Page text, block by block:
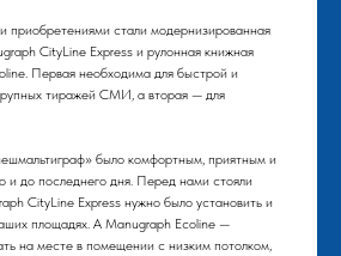
стали модернизированная
CityLine Express и рулонная книжная
Первая необходима для быстрой и
тиражей СМИ, а вторая — для
было комфортным, приятным и
и до последнего дня. Перед нами стояли
CityLine Express нужно было установить и
площадях. А Manugraph Ecoline —
на месте в помещении с низким потолком,